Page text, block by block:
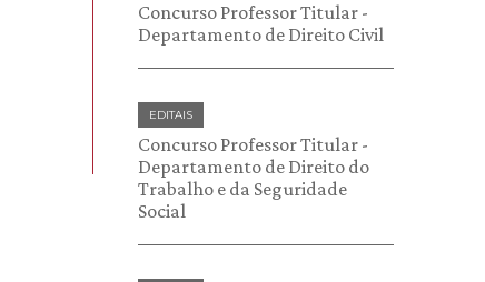
Concurso Professor Titular -
Departamento de Direito Civil
EDITAIS
Concurso Professor Titular -
Departamento de Direito do
Trabalho e da Seguridade
Social